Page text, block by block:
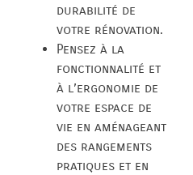
durabilité de
votre rénovation.
Pensez à la
fonctionnalité et
à l’ergonomie de
votre espace de
vie en aménageant
des rangements
pratiques et en